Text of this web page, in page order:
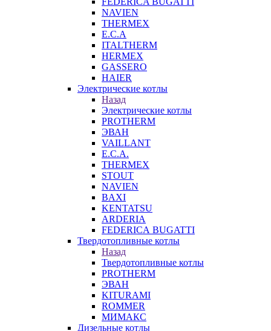
NAVIEN
THERMEX
E.C.A
ITALTHERM
HERMEX
GASSERO
HAIER
Электрические котлы
Назад
Электрические котлы
PROTHERM
ЭВАН
VAILLANT
E.C.A.
THERMEX
STOUT
NAVIEN
BAXI
KENTATSU
ARDERIA
FEDERICА BUGATTI
Твердотопливные котлы
Назад
Твердотопливные котлы
PROTHERM
ЭВАН
KITURAMI
ROMMER
МИМАКС
Дизельные котлы